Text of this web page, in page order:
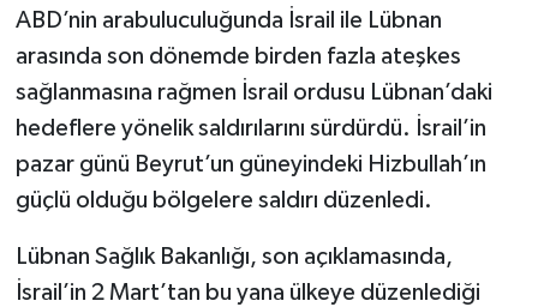
ABD’nin arabuluculuğunda İsrail ile Lübnan
arasında son dönemde birden fazla ateşkes
sağlanmasına rağmen İsrail ordusu Lübnan’daki
hedeflere yönelik saldırılarını sürdürdü. İsrail’in
pazar günü Beyrut’un güneyindeki Hizbullah’ın
güçlü olduğu bölgelere saldırı düzenledi.
Lübnan Sağlık Bakanlığı, son açıklamasında,
İsrail’in 2 Mart’tan bu yana ülkeye düzenlediği